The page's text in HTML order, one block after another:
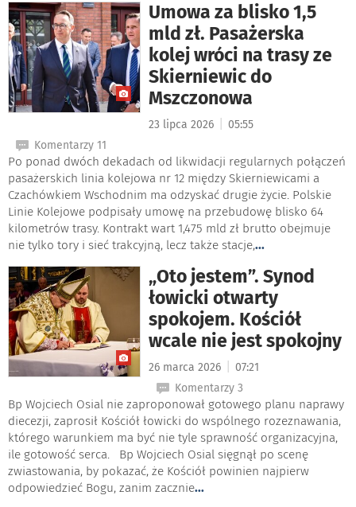
Umowa za blisko 1,5
mld zł. Pasażerska
kolej wróci na trasy ze
Skierniewic do
Mszczonowa
23 lipca 2026
05:55
Komentarzy 11
Po ponad dwóch dekadach od likwidacji regularnych połączeń
pasażerskich linia kolejowa nr 12 między Skierniewicami a
Czachówkiem Wschodnim ma odzyskać drugie życie. Polskie
Linie Kolejowe podpisały umowę na przebudowę blisko 64
kilometrów trasy. Kontrakt wart 1,475 mld zł brutto obejmuje
nie tylko tory i sieć trakcyjną, lecz także stacje,...
„Oto jestem”. Synod
łowicki otwarty
spokojem. Kościół
wcale nie jest spokojny
26 marca 2026
07:21
Komentarzy 3
Bp Wojciech Osial nie zaproponował gotowego planu naprawy
diecezji, zaprosił Kościół łowicki do wspólnego rozeznawania,
którego warunkiem ma być nie tyle sprawność organizacyjna,
ile gotowość serca. Bp Wojciech Osial sięgnął po scenę
zwiastowania, by pokazać, że Kościół powinien najpierw
odpowiedzieć Bogu, zanim zacznie...